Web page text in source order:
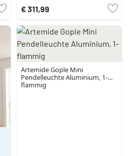
€ 311,99
Artemide Gople Mini
Pendelleuchte Aluminium, 1-
flammig